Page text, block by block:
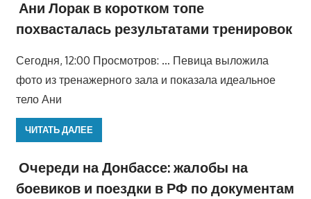
Ани Лорак в коротком топе
похвасталась результатами тренировок
Сегодня, 12:00 Просмотров: … Певица выложила
фото из тренажерного зала и показала идеальное
тело Ани
ЧИТАТЬ ДАЛЕЕ
Очереди на Донбассе: жалобы на
боевиков и поездки в РФ по документам